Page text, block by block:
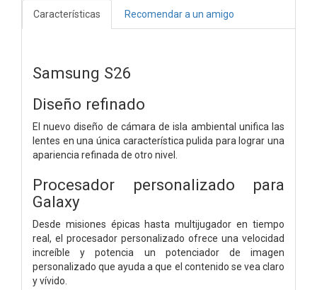
Características Recomendar a un amigo
Samsung S26
Diseño refinado
El nuevo diseño de cámara de isla ambiental unifica las
lentes en una única característica pulida para lograr una
apariencia refinada de otro nivel.
Procesador personalizado para
Galaxy
Desde misiones épicas hasta multijugador en tiempo
real, el procesador personalizado ofrece una velocidad
increíble y potencia un potenciador de imagen
personalizado que ayuda a que el contenido se vea claro
y vívido.